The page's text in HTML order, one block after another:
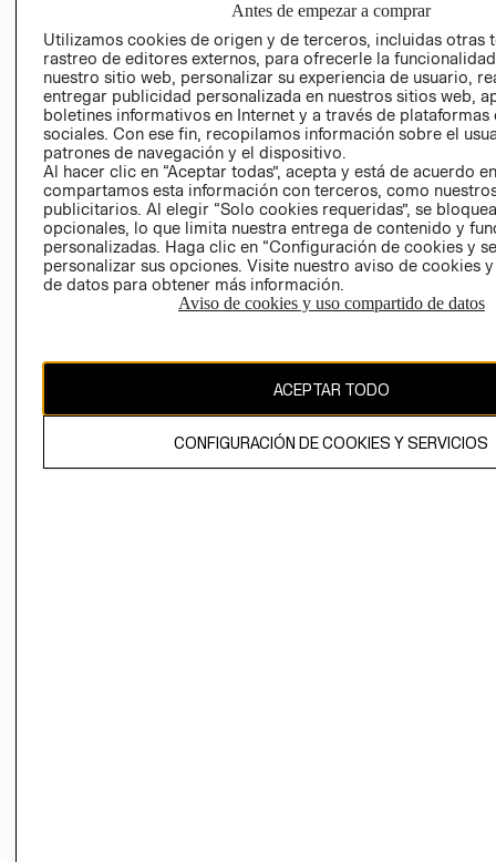
EMPRESARIAL
CONDICIONES
AVISO DE
PRIVACIDAD
GIFT CARD
AVISO DE
El contenido de esta página web está protegido por copyright y es
propiedad de H&M Hennes & Mauritz AB.
Antes de empezar a comprar
Utilizamos cookies de origen y de terceros, incluidas otras
rastreo de editores externos, para ofrecerle la
nuestro sitio web, personalizar su experiencia de usuario,
entregar publicidad personalizada en nuestros sitios web,
boletines informativos en Internet y a través de plataformas
sociales. Con ese fin, recopilamos información sobre el
patrones de navegación y el dispositivo.
Al hacer clic en “Aceptar todas”, acepta y está de acuerdo
compartamos esta información con terceros, como
publicitarios. Al elegir “Solo cookies requeridas”, se
opcionales, lo que limita nuestra entrega de contenido y
personalizadas. Haga clic en “Configuración de cookies y
personalizar sus opciones. Visite nuestro aviso de cookies
de datos para obtener más información.
Aviso de cookies y uso compartido de datos
ACEPTAR TODO
CONFIGURACIÓN DE COOKIES Y SERVICIOS